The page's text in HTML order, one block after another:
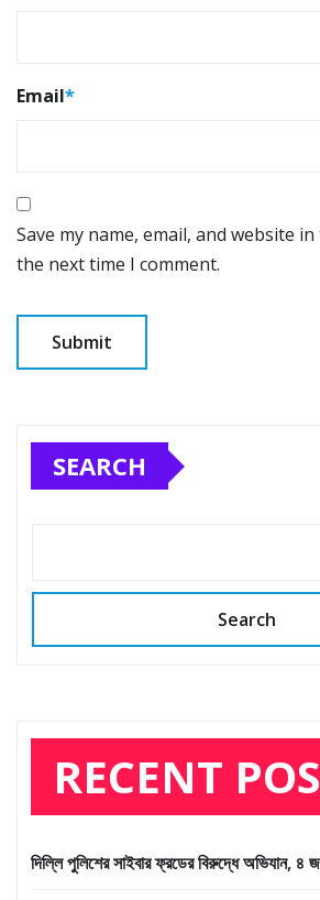
Email*
Save my name, email, and website
the next time I comment.
SEARCH
Search
RECENT
দিল্লি পুলিশের সাইবার ফ্রডের বিরুদ্ধে অভিযান, ৪